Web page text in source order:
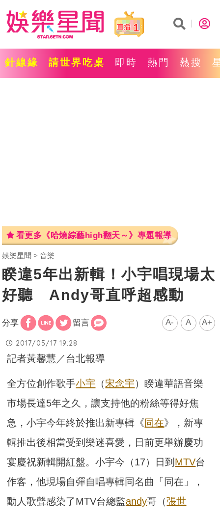
1
針線緣 請世界吃桌 即時 熱門 熱搜
看更多《哈燒綜藝high翻天～》專題報導
娛樂星聞 音樂
睽違5年出新輯！小宇唱現場太
好聽 Andy哥直呼超感動
分享 留言 A- A A+
2017/05/17 19:28
記者黃馨慧／台北報導
全方位創作歌手小宇 （宋念宇）睽違華語音樂
市場長達5年之久，讓支持他的粉絲等得好焦
急，小宇今年終於推出新專輯《同在》，新專
輯推出後相當受到樂迷喜愛，日前更舉辦慶功
宴慶祝新輯開紅盤。小宇今（17）日到 MTV台
作客，他現場自彈自唱專輯同名曲「同在」，
動人歌聲感染了MTV台總監andy哥（張世